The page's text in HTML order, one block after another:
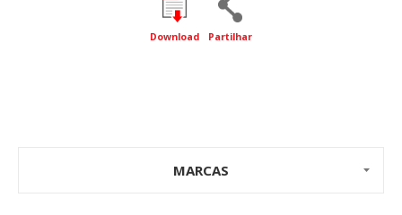
Download Partilhar
MARCAS